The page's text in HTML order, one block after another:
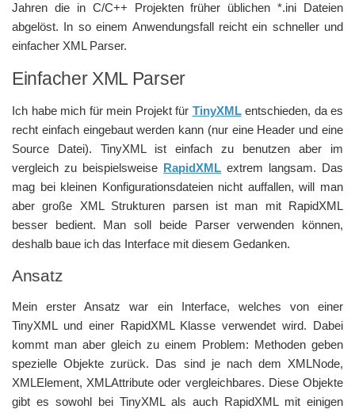
Jahren die in C/C++ Projekten früher üblichen *.ini Dateien
abgelöst. In so einem Anwendungsfall reicht ein schneller und
einfacher XML Parser.
Einfacher XML Parser
Ich habe mich für mein Projekt für TinyXMLentschieden, da es
recht einfach eingebaut werden kann (nur eine Header und eine
Source Datei). TinyXML ist einfach zu benutzen aber im
vergleich zu beispielsweise RapidXML extrem langsam. Das
mag bei kleinen Konfigurationsdateien nicht auffallen, will man
aber große XML Strukturen parsen ist man mit RapidXML
besser bedient. Man soll beide Parser verwenden können,
deshalb baue ich das Interface mit diesem Gedanken.
Ansatz
Mein erster Ansatz war ein Interface, welches von einer
TinyXML und einer RapidXML Klasse verwendet wird. Dabei
kommt man aber gleich zu einem Problem: Methoden geben
spezielle Objekte zurück. Das sind je nach dem XMLNode,
XMLElement, XMLAttribute oder vergleichbares. Diese Objekte
gibt es sowohl bei TinyXML als auch RapidXML mit einigen